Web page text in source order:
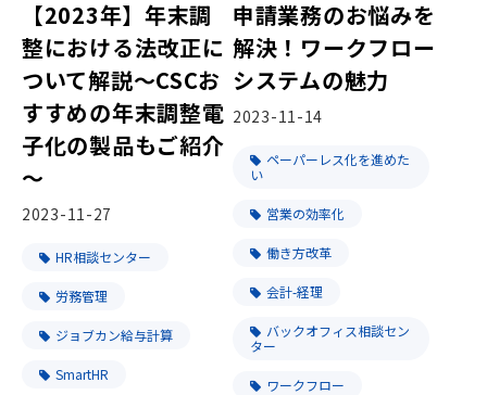
【2023年】年末調
整における法改正に
ついて解説～CSCお
すすめの年末調整電
子化の製品もご紹介
～
2023-11-27
HR相談センター
労務管理
ジョブカン給与計算
SmartHR
申請業務のお悩みを
解決！ワークフロー
システムの魅力
2023-11-14
ペーパーレス化を進めた
い
営業の効率化
働き方改革
会計-経理
バックオフィス相談セン
ター
ワークフロー